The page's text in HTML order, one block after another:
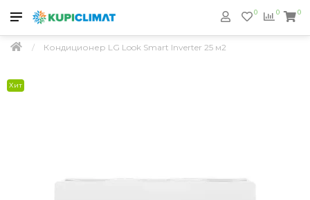
0
0 0
Кондиционер LG Look Smart Inverter 25 м2
Хит